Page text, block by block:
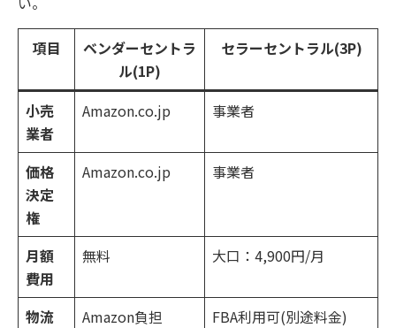
項目
ベンダーセントラ
ル(1P)
セラーセントラル(3P)
小売
業者
Amazon.co.jp 事業者
価格
決定
権
Amazon.co.jp 事業者
月額
費用
無料 大口：4,900円/月
物流 Amazon負担
FBA利用可(別途料金)